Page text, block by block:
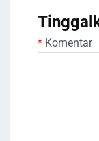
* Komentar